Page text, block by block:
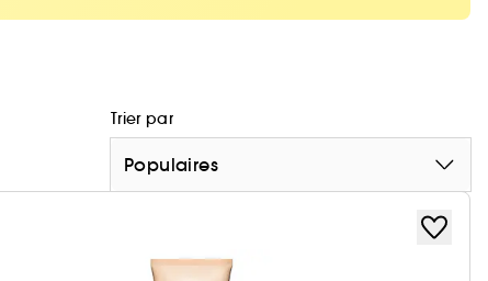
Trier par
Populaires